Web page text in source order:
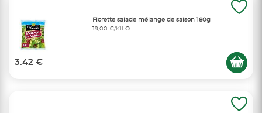
Florette salade mélange de saison 180g
19,00 €/KILO
3.42 €